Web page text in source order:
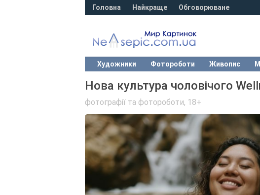
Головна Найкраще Обговорюване
Художники Фотороботи Живопис
Нова культура чоловічого
фотографії та фотороботи, 18+